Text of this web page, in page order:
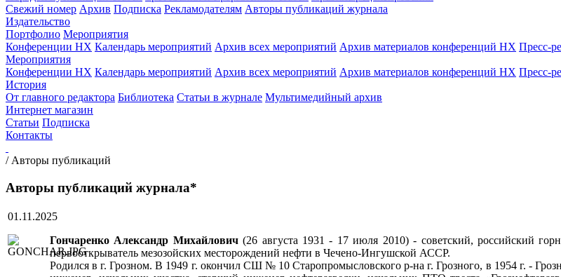
Свежий номер Архив Подписка Рекламодателям Авторы публикаций журнала
Издательство
Портфолио Мероприятия
Конференции НХ Календарь мероприятий Архив всех мероприятий Архив материалов конференций НХ Пресс-
Мероприятия
Конференции НХ Календарь мероприятий Архив всех мероприятий Архив материалов конференций НХ Пресс-
История
От главного редактора Библиотека Статьи в журнале Мультимедийный архив
Интернет магазин
Статьи Подписка
Контакты
/ Авторы публикаций
Авторы публикаций журнала*
01.11.2025
Гончаренко Александр Михайлович(26 августа 1931 - 17 июля 2010) - советский, российский
первооткрыватель мезозойских месторождений нефти в Чечено-Ингушской АССР.
Родился в г. Грозном. В 1949 г. окончил СШ № 10 Старопромысловского р-на г. Грозного, в 1954 г. -